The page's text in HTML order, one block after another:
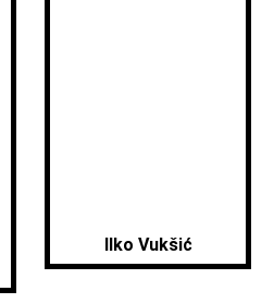
Ilko Vukšić